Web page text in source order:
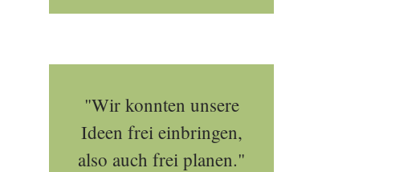
"Wir konnten unsere
Ideen frei einbringen,
also auch frei planen."